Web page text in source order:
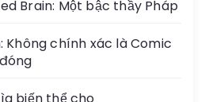
Brain: Một bậc thầy Pháp
Không chính xác là Comic
biến thể cho